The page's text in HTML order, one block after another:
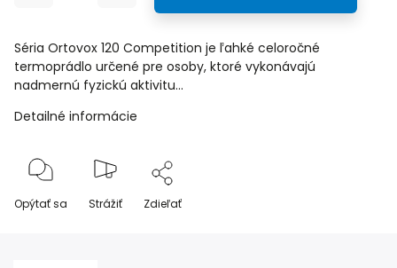
Séria Ortovox 120 Competition je ľahké celoročné
termoprádlo určené pre osoby, ktoré vykonávajú
nadmernú fyzickú aktivitu...
Detailné informácie
Opýtať sa Strážiť Zdieľať